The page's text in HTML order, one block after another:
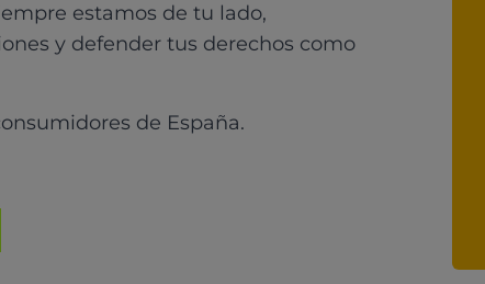
estamos de tu lado,
y defender tus derechos como
de España.